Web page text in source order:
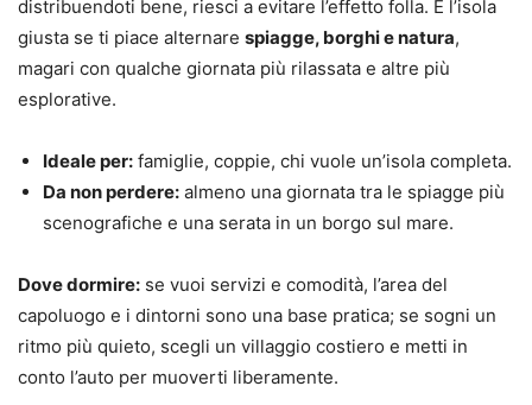
distribuendoti bene, riesci a evitare l’effetto folla. È l’isola
giusta se ti piace alternare spiagge, borghi e natura,
magari con qualche giornata più rilassata e altre più
esplorative.
Ideale per: famiglie, coppie, chi vuole un’isola completa.
Da non perdere: almeno una giornata tra le spiagge più
scenografiche e una serata in un borgo sul mare.
Dove dormire: se vuoi servizi e comodità, l’area del
capoluogo e i dintorni sono una base pratica; se sogni un
ritmo più quieto, scegli un villaggio costiero e metti in
conto l’auto per muoverti liberamente.